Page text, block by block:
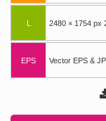
L 2480 × 1754 px
EPS Vector EPS &